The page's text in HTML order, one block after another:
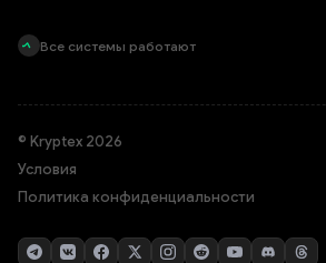
Все системы работают
© Kryptex 2026
Условия
Политика конфиденциальности